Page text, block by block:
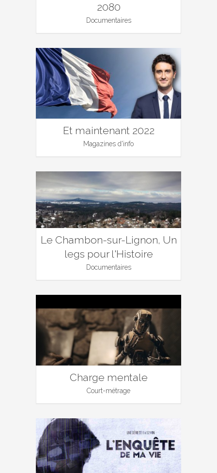
2080
Documentaires
Et maintenant 2022
Magazines d'info
Le Chambon-sur-Lignon, Un
legs pour l'Histoire
Documentaires
Charge mentale
Court-métrage